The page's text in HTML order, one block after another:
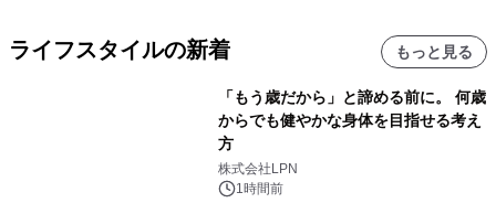
ライフスタイルの新着 もっと見る
「もう歳だから」と諦める前に。 何歳
からでも健やかな身体を目指せる考え
方
株式会社LPN
1時間前